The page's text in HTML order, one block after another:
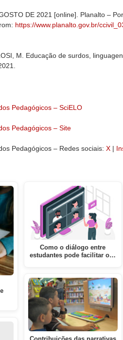
DE 2021 [online]. Planalto –
https://www.planalto.gov.br/
M. Educação de surdos,
Pedagógicos – SciELO
Pedagógicos – Site
Pedagógicos – Redes sociais: X |
Como o diálogo entre
estudantes pode facilitar o…